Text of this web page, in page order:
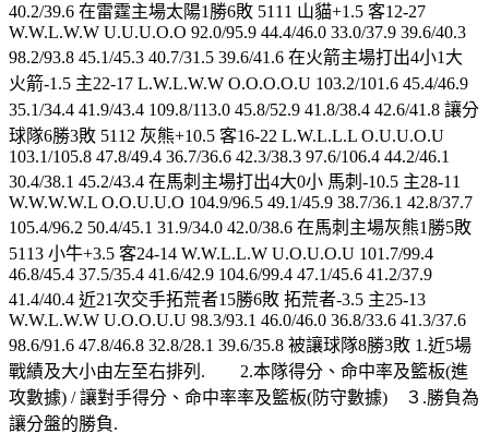
40.2/39.6 在雷霆主場太陽1勝6敗 5111 山貓+1.5 客12-27
W.W.L.W.W U.U.U.O.O 92.0/95.9 44.4/46.0 33.0/37.9 39.6/40.3
98.2/93.8 45.1/45.3 40.7/31.5 39.6/41.6 在火箭主場打出4小1大
火箭-1.5 主22-17 L.W.L.W.W O.O.O.O.U 103.2/101.6 45.4/46.9
35.1/34.4 41.9/43.4 109.8/113.0 45.8/52.9 41.8/38.4 42.6/41.8 讓分
球隊6勝3敗 5112 灰熊+10.5 客16-22 L.W.L.L.L O.U.U.O.U
103.1/105.8 47.8/49.4 36.7/36.6 42.3/38.3 97.6/106.4 44.2/46.1
30.4/38.1 45.2/43.4 在馬刺主場打出4大0小 馬刺-10.5 主28-11
W.W.W.W.L O.O.U.U.O 104.9/96.5 49.1/45.9 38.7/36.1 42.8/37.7
105.4/96.2 50.4/45.1 31.9/34.0 42.0/38.6 在馬刺主場灰熊1勝5敗
5113 小牛+3.5 客24-14 W.W.L.L.W U.O.U.O.U 101.7/99.4
46.8/45.4 37.5/35.4 41.6/42.9 104.6/99.4 47.1/45.6 41.2/37.9
41.4/40.4 近21次交手拓荒者15勝6敗 拓荒者-3.5 主25-13
W.W.L.W.W U.O.O.U.U 98.3/93.1 46.0/46.0 36.8/33.6 41.3/37.6
98.6/91.6 47.8/46.8 32.8/28.1 39.6/35.8 被讓球隊8勝3敗 1.近5場
戰績及大小由左至右排列. 2.本隊得分、命中率及籃板(進
攻數據) / 讓對手得分、命中率率及籃板(防守數據) ３.勝負為
讓分盤的勝負.